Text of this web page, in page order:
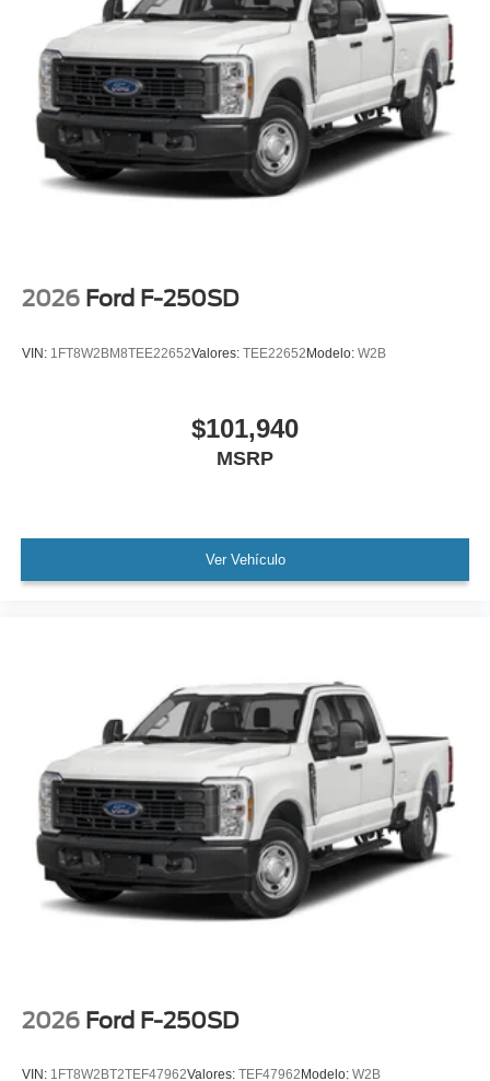
2026 Ford F-250SD
VIN: 1FT8W2BM8TEE22652Valores: TEE22652Modelo: W2B
$101,940
MSRP
Ver Vehículo
2026 Ford F-250SD
VIN: 1FT8W2BT2TEF47962Valores: TEF47962 Modelo: W2B